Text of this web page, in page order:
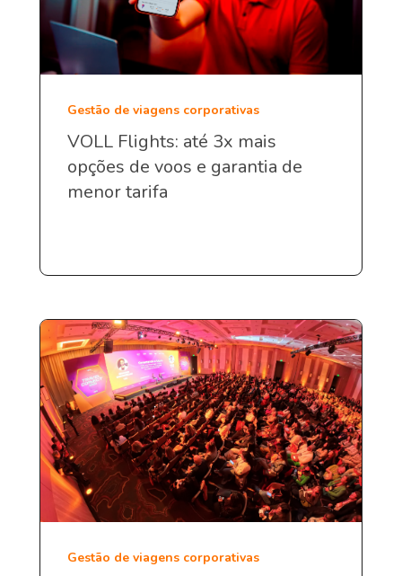
Gestão de viagens corporativas
VOLL Flights: até 3x mais
opções de voos e garantia de
menor tarifa
Gestão de viagens corporativas